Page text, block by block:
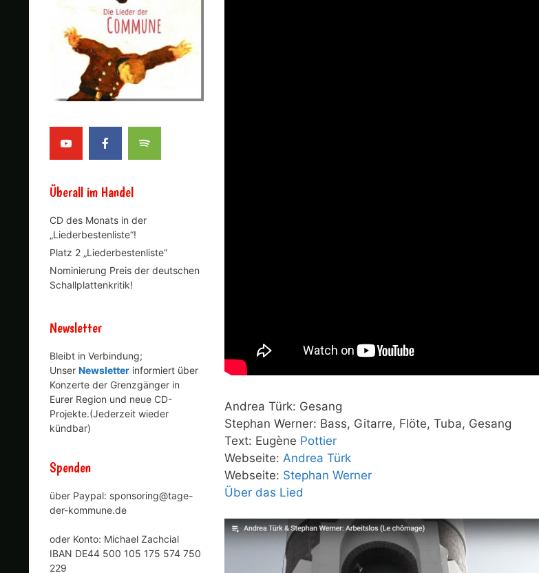
Andrea Türk: Gesang
Stephan Werner: Bass, Gitarre, Flöte, Tuba, Gesang
Text: Eugène Pottier
Webseite: Andrea Türk
Webseite: Stephan Werner
Über das Lied
Überall im Handel
CD des Monats in der
„Liederbestenliste“!
Platz 2 „Liederbestenliste“
Nominierung Preis der deutschen
Schallplattenkritik!
Newsletter
Bleibt in Verbindung;
Unser Newsletter informiert über
Konzerte der Grenzgänger in
Eurer Region und neue CD-
Projekte.(Jederzeit wieder
kündbar)
Spenden
über Paypal: sponsoring@tage-
der-kommune.de
oder Konto: Michael Zachcial
IBAN DE44 500 105 175 574 750
229